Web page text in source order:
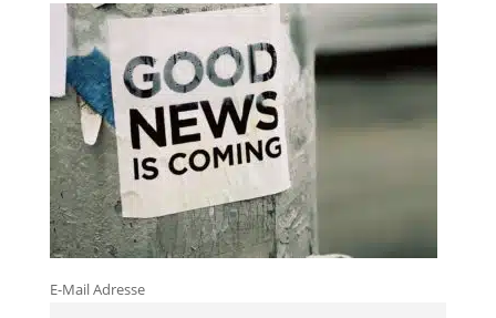
E-Mail Adresse